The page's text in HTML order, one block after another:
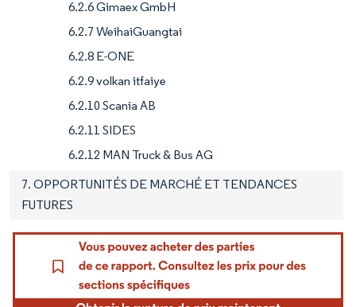
6.2.6 Gimaex GmbH
6.2.7 WeihaiGuangtai
6.2.8 E-ONE
6.2.9 volkan itfaiye
6.2.10 Scania AB
6.2.11 SIDES
6.2.12 MAN Truck & Bus AG
7. OPPORTUNITÉS DE MARCHÉ ET TENDANCES
FUTURES